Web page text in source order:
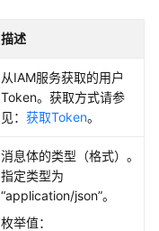
描述
从IAM服务获取的用户
Token。获取方式请参
见： 获取Token。
消息体的类型（格式）。
指定类型为
“application/json”。
枚举值：